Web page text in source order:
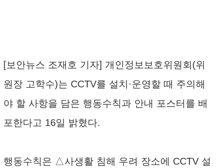
[보안뉴스 조재호 기자] 개인정보보호위원회(위
원장 고학수)는 CCTV를 설치·운영할 때 주의해
야 할 사항을 담은 행동수칙과 안내 포스터를 배
포한다고 16일 밝혔다.
행동수칙은 △사생활 침해 우려 장소에 CCTV 설